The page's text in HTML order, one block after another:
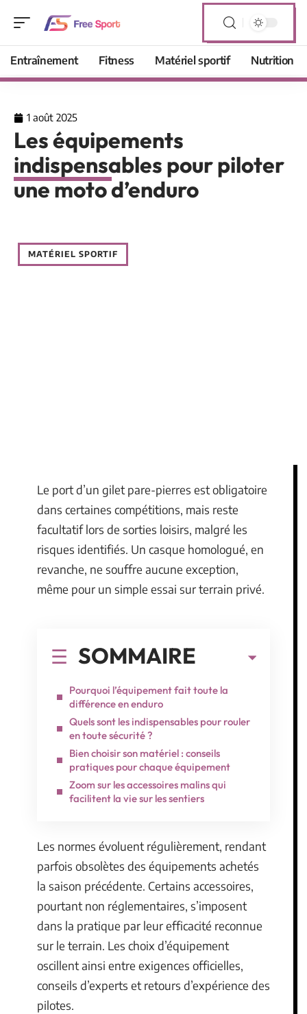
Entraînement Fitness Matériel sportif Nutrition
1 août 2025
Les équipements
indispensables pour piloter
une moto d’enduro
MATÉRIEL SPORTIF
Le port d’un gilet pare-pierres est obligatoire
dans certaines compétitions, mais reste
facultatif lors de sorties loisirs, malgré les
risques identifiés. Un casque homologué, en
revanche, ne souffre aucune exception,
même pour un simple essai sur terrain privé.
SOMMAIRE
Pourquoi l’équipement fait toute la
différence en enduro
Quels sont les indispensables pour rouler
en toute sécurité ?
Bien choisir son matériel : conseils
pratiques pour chaque équipement
Zoom sur les accessoires malins qui
facilitent la vie sur les sentiers
Les normes évoluent régulièrement, rendant
parfois obsolètes des équipements achetés
la saison précédente. Certains accessoires,
pourtant non réglementaires, s’imposent
dans la pratique par leur efficacité reconnue
sur le terrain. Les choix d’équipement
oscillent ainsi entre exigences officielles,
conseils d’experts et retours d’expérience des
pilotes.